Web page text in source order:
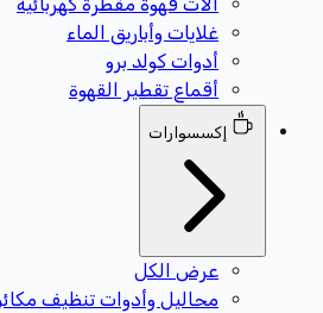
غلايات وأباريق الماء
أدوات كولد برو
أقماع تقطير القهوة
إكسسوارات
عرض الكل
محاليل وأدوات تنظيف